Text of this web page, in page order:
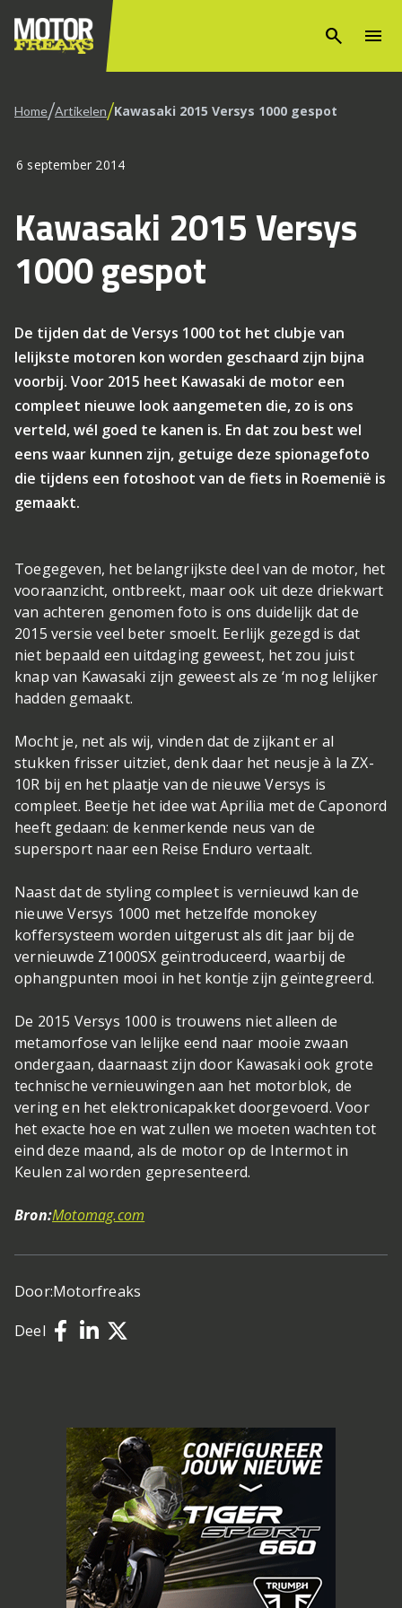
search menu
Home/Artikelen/Kawasaki 2015 Versys 1000 gespot
6 september 2014
Kawasaki 2015 Versys
1000 gespot
De tijden dat de Versys 1000 tot het clubje van
lelijkste motoren kon worden geschaard zijn bijna
voorbij. Voor 2015 heet Kawasaki de motor een
compleet nieuwe look aangemeten die, zo is ons
verteld, wél goed te kanen is. En dat zou best wel
eens waar kunnen zijn, getuige deze spionagefoto
die tijdens een fotoshoot van de fiets in Roemenië is
gemaakt.
Toegegeven, het belangrijkste deel van de motor, het
vooraanzicht, ontbreekt, maar ook uit deze driekwart
van achteren genomen foto is ons duidelijk dat de
2015 versie veel beter smoelt. Eerlijk gezegd is dat
niet bepaald een uitdaging geweest, het zou juist
knap van Kawasaki zijn geweest als ze ‘m nog lelijker
hadden gemaakt.
Mocht je, net als wij, vinden dat de zijkant er al
stukken frisser uitziet, denk daar het neusje à la ZX-
10R bij en het plaatje van de nieuwe Versys is
compleet. Beetje het idee wat Aprilia met de Caponord
heeft gedaan: de kenmerkende neus van de
supersport naar een Reise Enduro vertaalt.
Naast dat de styling compleet is vernieuwd kan de
nieuwe Versys 1000 met hetzelfde monokey
koffersysteem worden uitgerust als dit jaar bij de
vernieuwde Z1000SX geïntroduceerd, waarbij de
ophangpunten mooi in het kontje zijn geïntegreerd.
De 2015 Versys 1000 is trouwens niet alleen de
metamorfose van lelijke eend naar mooie zwaan
ondergaan, daarnaast zijn door Kawasaki ook grote
technische vernieuwingen aan het motorblok, de
vering en het elektronicapakket doorgevoerd. Voor
het exacte hoe en wat zullen we moeten wachten tot
eind deze maand, als de motor op de Intermot in
Keulen zal worden gepresenteerd.
Bron:Motomag.com
Door:Motorfreaks
Deel